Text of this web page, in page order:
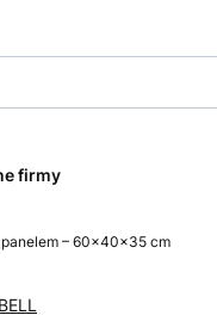
firmy
– 60×40×35 cm